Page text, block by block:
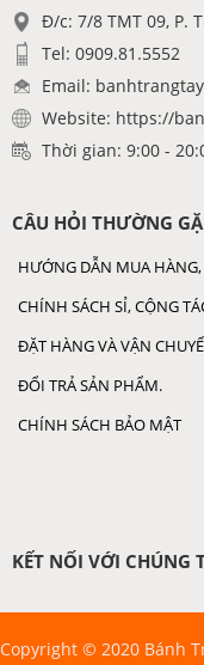
Đ/c: 7/8 TMT 09, P.
Tel: 0909.81.5552
Email:
Website: https://
Thời gian: 9:00 -
CÂU HỎI THƯỜNG
HƯỚNG DẪN MUA
CHÍNH SÁCH SỈ, CỘNG
ĐẶT HÀNG VÀ VẬN
ĐỔI TRẢ SẢN PHẨM.
CHÍNH SÁCH BẢO MẬT
KẾT NỐI VỚI CHÚNG
Copyright © 2020 Bánh